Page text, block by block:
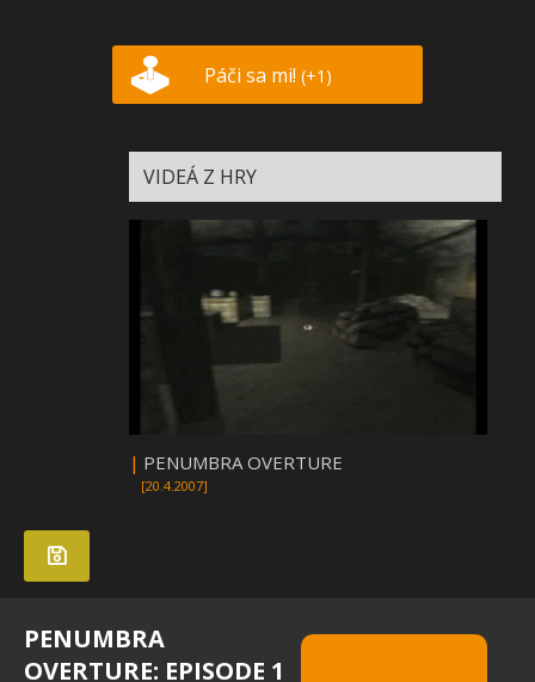
Páči sa mi! (+1)
VIDEÁ Z HRY
| PENUMBRA OVERTURE
[20.4.2007]
PENUMBRA
OVERTURE: EPISODE 1